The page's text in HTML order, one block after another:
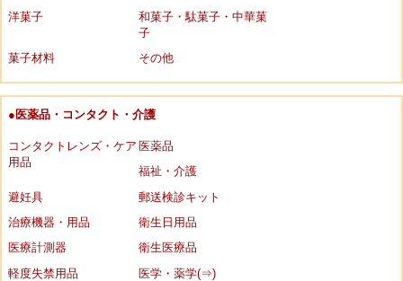
洋菓子
和菓子・駄菓子・中華菓
子
菓子材料
その他
●医薬品・コンタクト・介護
コンタクトレンズ・ケア
用品
医薬品
福祉・介護
避妊具
郵送検診キット
治療機器・用品
衛生日用品
医療計測器
衛生医療品
軽度失禁用品
医学・薬学(⇒)